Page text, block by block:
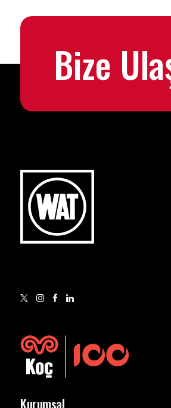
Bize
Kurumsal